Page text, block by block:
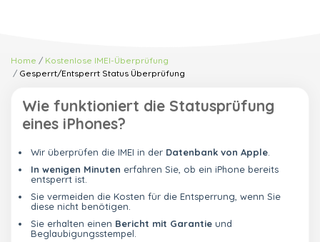
Home
Kostenlose IMEI-Überprüfung
Gesperrt/Entsperrt Status Überprüfung
Wie funktioniert die Statusprüfung
eines iPhones?
Wir überprüfen die IMEI in der Datenbank von Apple
In wenigen Minuten erfahren Sie, ob ein iPhone bereits
entsperrt ist.
Sie vermeiden die Kosten für die Entsperrung, wenn Sie
diese nicht benötigen.
Sie erhalten einen Bericht mit Garantie und
Beglaubigungsstempel.